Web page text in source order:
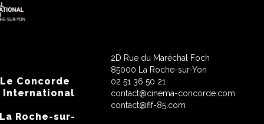
Concorde
International
Roche-sur-
2D Rue du Maréchal Foch
85000 La Roche-sur-Yon
02 51 36 50 21
contact@cinema-concorde.com
contact@fif-85.com